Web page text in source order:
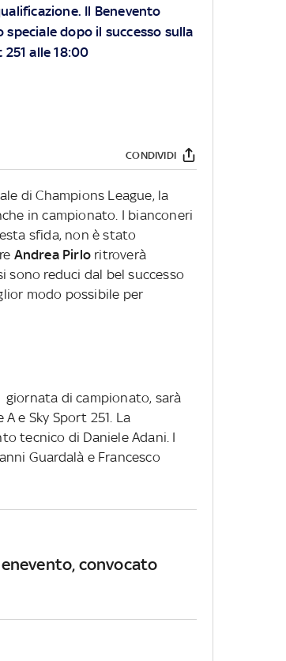
Il Benevento
dopo il successo sulla
alle 18:00
CONDIVIDI
di Champions League, la
in campionato. I bianconeri
sfida, non è stato
Andrea Pirlo ritroverà
sono reduci dal bel successo
modo possibile per
giornata di campionato, sarà
e Sky Sport 251. La
tecnico di Daniele Adani. I
Guardalà e Francesco
convocato